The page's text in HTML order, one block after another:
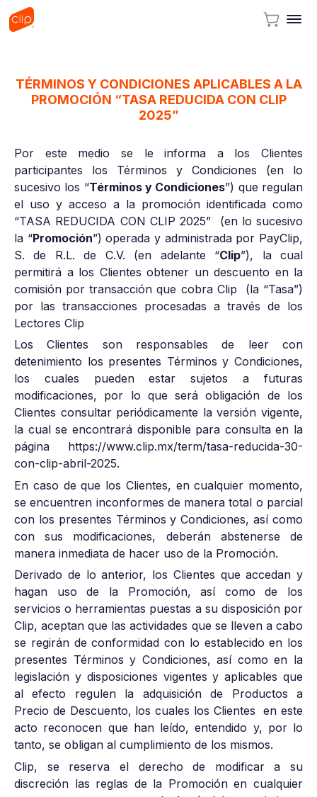
TÉRMINOS Y CONDICIONES APLICABLES A LA
PROMOCIÓN “TASA REDUCIDA CON CLIP
2025”
Por este medio se le informa a los Clientes
participantes los Términos y Condiciones (en lo
sucesivo los “Términos y Condiciones”) que regulan
el uso y acceso a la promoción identificada como
“TASA REDUCIDA CON CLIP 2025” (en lo sucesivo
la “Promoción”) operada y administrada por PayClip,
S. de R.L. de C.V. (en adelante “Clip”), la cual
permitirá a los Clientes obtener un descuento en la
comisión por transacción que cobra Clip (la “Tasa”)
por las transacciones procesadas a través de los
Lectores Clip
Los Clientes son responsables de leer con
detenimiento los presentes Términos y Condiciones,
los cuales pueden estar sujetos a futuras
modificaciones, por lo que será obligación de los
Clientes consultar periódicamente la versión vigente,
la cual se encontrará disponible para consulta en la
página https://www.clip.mx/term/tasa-reducida-30-
con-clip-abril-2025.
En caso de que los Clientes, en cualquier momento,
se encuentren inconformes de manera total o parcial
con los presentes Términos y Condiciones, así como
con sus modificaciones, deberán abstenerse de
manera inmediata de hacer uso de la Promoción.
Derivado de lo anterior, los Clientes que accedan y
hagan uso de la Promoción, así como de los
servicios o herramientas puestas a su disposición por
Clip, aceptan que las actividades que se lleven a cabo
se regirán de conformidad con lo establecido en los
presentes Términos y Condiciones, así como en la
legislación y disposiciones vigentes y aplicables que
al efecto regulen la adquisición de Productos a
Precio de Descuento, los cuales los Clientes en este
acto reconocen que han leído, entendido y, por lo
tanto, se obligan al cumplimiento de los mismos.
Clip, se reserva el derecho de modificar a su
discreción las reglas de la Promoción en cualquier